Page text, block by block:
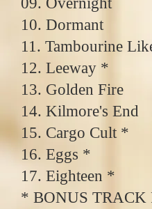
10. Dormant
11. Tambourine
12. Leeway *
13. Golden Fire
14. Kilmore's End
15. Cargo Cult *
16. Eggs *
17. Eighteen *
* BONUS TRACK